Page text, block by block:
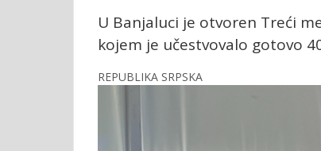
U Banjaluci je otvoren Treći
kojem je učestvovalo gotovo
REPUBLIKA SRPSKA